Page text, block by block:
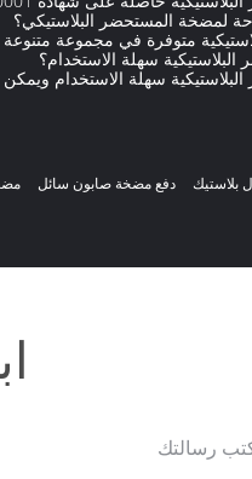
بلاستيك دفع مضخة صابون سائل
رسالتك